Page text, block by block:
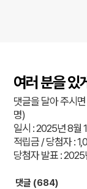
여러 분을 있
댓글을 달아 주시
명)
일시 : 2025년 8월
적립금 / 당첨자 :
당첨자 발표 :
댓글 (684)